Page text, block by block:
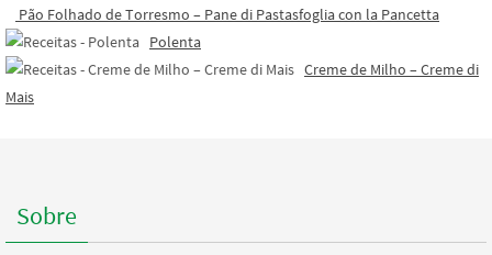
Pão Folhado de Torresmo – Pane di Pastasfoglia con la Pancetta
Polenta
Creme de Milho – Creme di
Mais
Sobre